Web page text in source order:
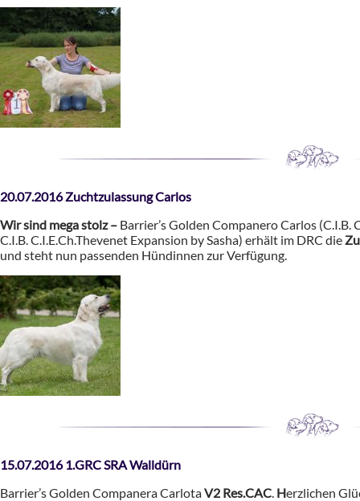
20.07.2016 Zuchtzulassung Carlos
Wir sind mega stolz – Barrier’s Golden Companero Carlos
C.I.B. C.I.E.Ch.Thevenet Expansion by Sasha) erhält im DRC die
und steht nun passenden Hündinnen zur Verfügung.
15.07.2016 1.GRC SRA Walldürn
Barrier’s Golden Companera CarlotaV2 Res.CAC. Herzlichen